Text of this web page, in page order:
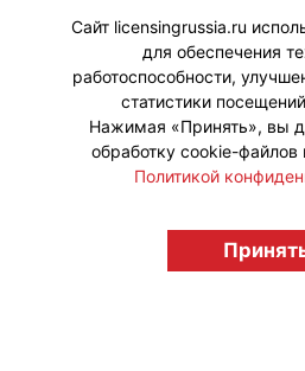
Сайт licensingrussia.ru
для обеспечения
работоспособности,
статистики
Нажимая «Принять», вы
обработку cookie-файлов
Политикой